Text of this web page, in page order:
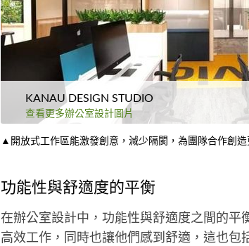
KANAU DESIGN STUDIO
查看更多辦公室設計圖片
▲開放式工作區能激發創意，減少隔閡，為團隊合作創
功能性與舒適度的平衡
在辦公室設計中，功能性與舒適度之間的平
高效工作，同時也讓他們感到舒適，這也包